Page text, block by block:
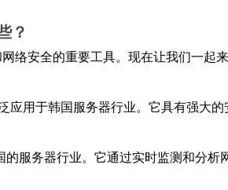
？
络安全的重要工具。现在让我们一起
用于韩国服务器行业。它具有强大
服务器行业。它通过实时监测和分析